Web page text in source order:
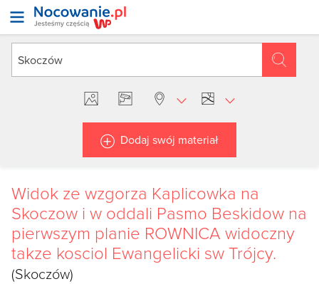
Dodaj swój materiał
Widok ze wzgorza Kaplicowka na
Skoczow i w oddali Pasmo Beskidow na
pierwszym planie ROWNICA widoczny
takze kosciol Ewangelicki sw Trójcy.
(Skoczów)